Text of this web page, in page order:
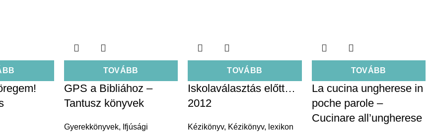
TOVÁBB
GPS a Bibliához –
Tantusz könyvek
Gyerekkönyvek, Ifjúsági
TOVÁBB
Iskolaválasztás előtt…
2012
Kézikönyv, Kézikönyv, lexikon
TOVÁBB
La cucina ungherese in
poche parole –
Cucinare all’ungherese